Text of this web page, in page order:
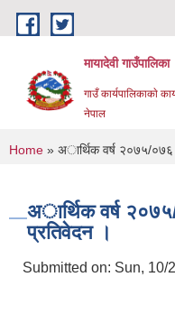
Skip to main content
मायादेवी गाउँपालिका
गाउँ कार्यपालिकाकाे
नेपाल
You are here
Home » अार्थिक वर्ष २०७५/०७६
अार्थिक वर्ष
प्रतिवेदन ।
Submitted on: Sun, 10/